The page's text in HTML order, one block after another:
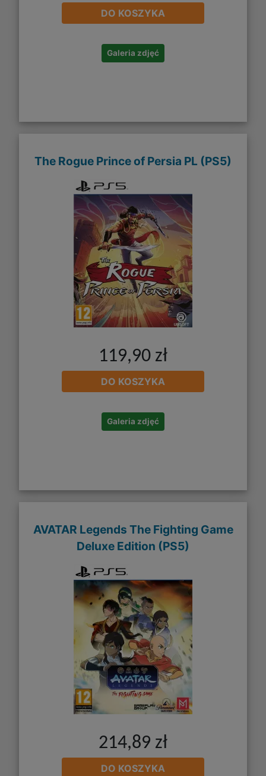
DO KOSZYKA
Galeria zdjęć
The Rogue Prince of Persia PL (PS5)
119,90 zł
DO KOSZYKA
Galeria zdjęć
AVATAR Legends The Fighting Game
Deluxe Edition (PS5)
214,89 zł
DO KOSZYKA